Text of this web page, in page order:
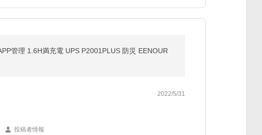
管理 1.6H満充電 UPS P2001PLUS 防災 EENOUR
2022/5/31
投稿者情報